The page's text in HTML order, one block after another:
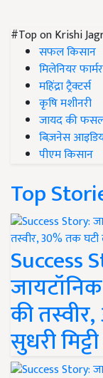
#Top on Krishi
सफल किसान
मिलेनियर
महिंद्रा ट्रैक्टर्स
कृषि मशीनरी
जायद की
बिज़नेस
पीएम किसान
Top
Success
की
सुधरी